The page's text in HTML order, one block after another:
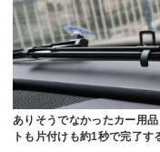
ありそうでなかったカー用品
トも片付けも約1秒で完了